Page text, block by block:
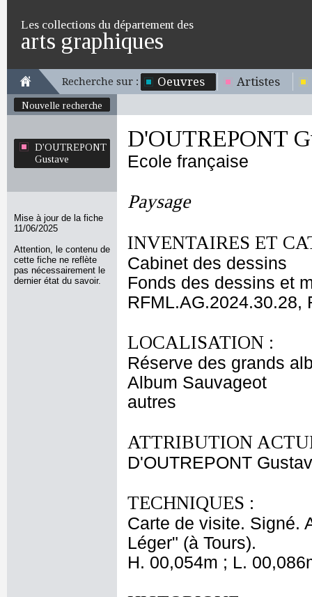
Les collections du département des
arts graphiques
Recherche sur : Oeuvres Artistes
Nouvelle recherche
D'OUTREPONT
Gustave
Mise à jour de la fiche
11/06/2025
Attention, le contenu de
cette fiche ne reflète
pas nécessairement le
dernier état du savoir.
D'OUTREPONT
Ecole française
Paysage
INVENTAIRES ET
Cabinet des dessins
Fonds des dessins et
RFML.AG.2024.30.28,
LOCALISATION :
Réserve des grands
Album Sauvageot
autres
ATTRIBUTION
D'OUTREPONT
TECHNIQUES :
Carte de visite. Signé.
Léger" (à Tours).
H. 00,054m ; L.